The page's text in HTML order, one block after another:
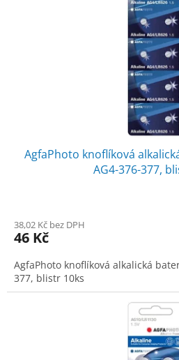
AgfaPhoto knoflíková
AG4-376-377,
38,02 Kč bez DPH
46 Kč
AgfaPhoto knoflíková alkalická
377, blistr 10ks